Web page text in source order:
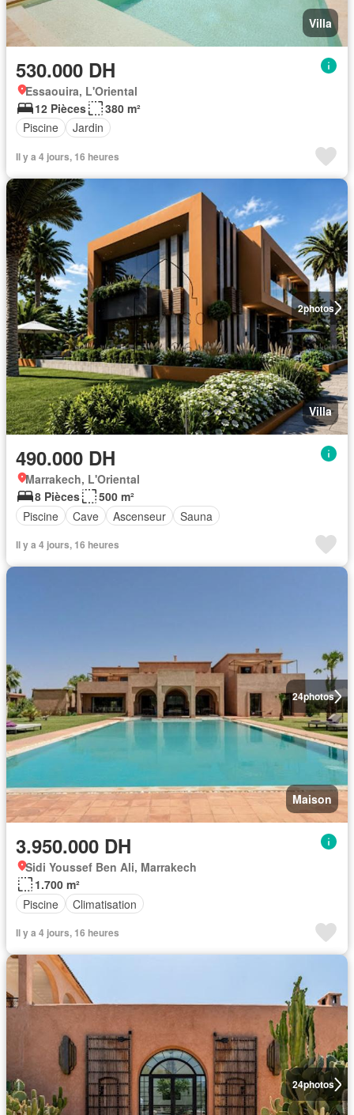
Villa
530.000 DH
Essaouira, L'Oriental
12 Pièces
380 m²
Piscine
Jardin
Il y a 4 jours, 16 heures
2photos
Villa
490.000 DH
Marrakech, L'Oriental
8 Pièces
500 m²
Piscine
Cave Ascenseur Sauna
Il y a 4 jours, 16 heures
24photos
Maison
3.950.000 DH
Sidi Youssef Ben Ali, Marrakech
1.700 m²
Piscine
Climatisation
Il y a 4 jours, 16 heures
24photos